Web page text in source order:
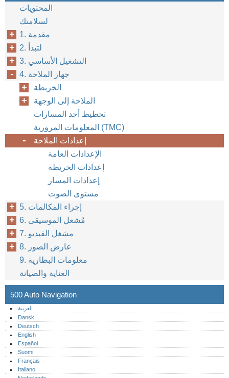
المحتويات
لسلامتك
1. مقدمة
2. لتبدأ
3. التشغيل الأساسي
4. جهاز الملاحة
الخريطة
الملاحة إلى الوجهة
تخطيط أحد المسارات
المعلومات المرورية (TMC)
إعدادات الملاحة
الإعدادات العامة
إعدادات الخريطة
إعدادات المسار
مستوى الصوت
5. إجراء المكالمات
6. مُشغل الموسيقى
7. مشغل الفيديو
8. عارض الصور
9. معلومات البطارية
العناية والصيانة
500 Auto Navigation
العربية
Dansk
Deutsch
English
Español
Suomi
Français
Italiano